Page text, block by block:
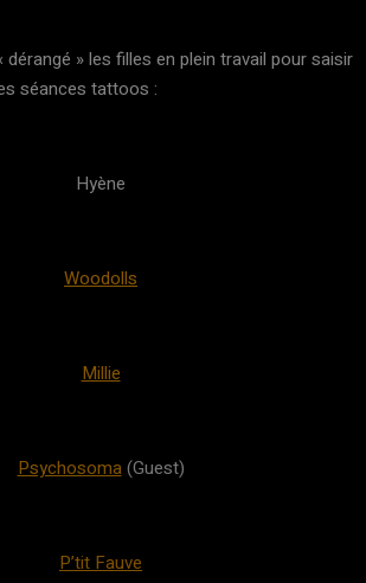
dérangé » les filles en plein travail pour saisir
séances tattoos :
Hyène
Woodolls
Millie
Psychosoma(Guest)
P’tit Fauve